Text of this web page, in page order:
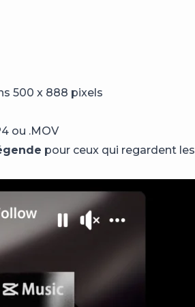
500 x 888 pixels
ou .MOV
pour ceux qui regardent les